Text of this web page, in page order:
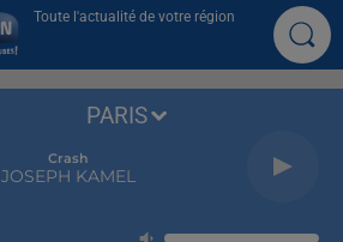
Toute l'actualité de votre région
Crash
JOSEPH KAMEL
PARIS